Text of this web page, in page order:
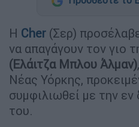
Η Cher (Σερ)
να απαγάγουν τον γιο
(Ελάιτζα Μπλου Άλμαν)
Νέας Υόρκης,
συμφιλιωθεί με την εν
του.